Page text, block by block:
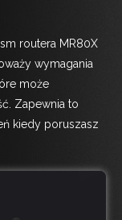
routera MR80X
wymagania
może
Zapewnia to
kiedy poruszasz